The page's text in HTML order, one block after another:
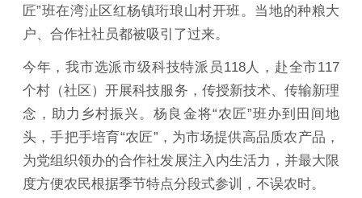
匠”班在湾沚区红杨镇珩琅山村开班。当地的种粮大
户、合作社社员都被吸引了过来。
今年，我市选派市级科技特派员118人，赴全市117
个村（社区）开展科技服务，传授新技术、传输新理
念，助力乡村振兴。杨良金将“农匠”班办到田间地
头，手把手培育“农匠”，为市场提供高品质农产品，
为党组织领办的合作社发展注入内生活力，并最大限
度方便农民根据季节特点分段式参训，不误农时。